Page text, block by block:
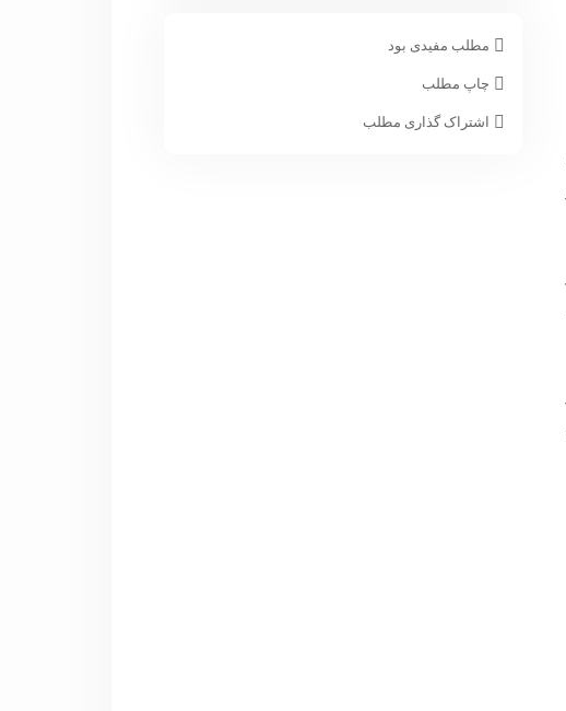
مطلب مفیدی بود
چاپ مطلب
اشتراک گذاری مطلب